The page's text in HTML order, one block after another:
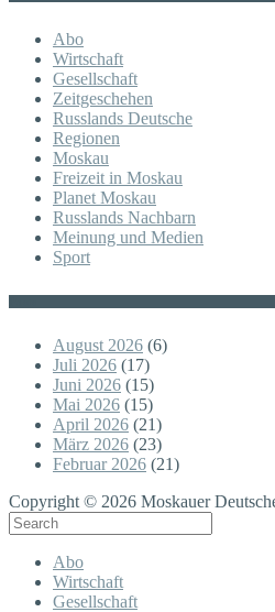
Abo
Wirtschaft
Gesellschaft
Zeitgeschehen
Russlands Deutsche
Regionen
Moskau
Freizeit in Moskau
Planet Moskau
Russlands Nachbarn
Meinung und Medien
Sport
August 2026 (6)
Juli 2026 (17)
Juni 2026 (15)
Mai 2026 (15)
April 2026 (21)
März 2026 (23)
Februar 2026 (21)
Copyright © 2026 Moskauer
Abo
Wirtschaft
Gesellschaft